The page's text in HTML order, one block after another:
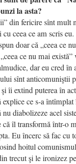
la asta?
din fericire sînt mult
cu ceea ce am scris
doar că „ceea ce
ce nu mai
dar eu cred
sînt anticomuniştii
îi extind puterea în
explice ce s-a
nu diabolizeze acel
îl transformă într-o
Eu încerc să fac cu
hoitul
trecut şi le ironizez